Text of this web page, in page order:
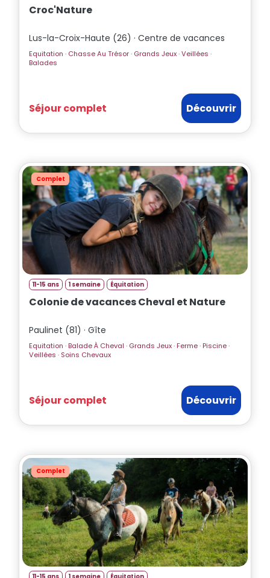
Croc'Nature
Lus-la-Croix-Haute (26) · Centre de vacances
Equitation · Chasse Au Trésor · Grands Jeux · Veillées ·
Balades
Séjour complet Découvrir
Complet
11-15 ans 1 semaine Équitation
Colonie de vacances Cheval et Nature
Paulinet (81) · Gîte
Equitation · Balade À Cheval · Grands Jeux · Ferme · Piscine ·
Veillées · Soins Chevaux
Séjour complet Découvrir
Complet